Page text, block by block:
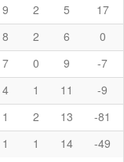
9 2 5
17
8 2 6
0
7 0 9
-7
4 1 11
-9
1 2 13
-81
1 1 14 -49